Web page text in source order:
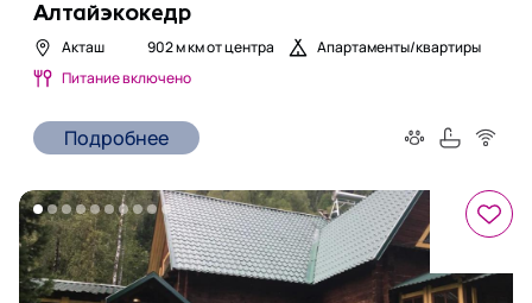
Алтайэкокедр
Акташ 902 мкм от центра
Апартаменты/квартиры
Питание включено
Подробнее